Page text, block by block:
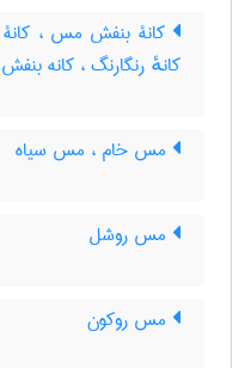
کانۀ بنفش مس ، کانۀ
کانهٔ رنگارنگ ، کانه
مس خام ، مس سیاه
مس روشل
مس روکون